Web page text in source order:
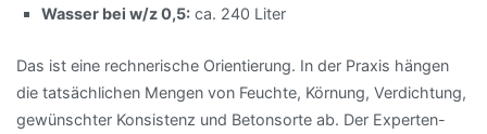
Wasser bei w/z 0,5: ca. 240 Liter
Das ist eine rechnerische Orientierung. In der Praxis hängen
die tatsächlichen Mengen von Feuchte, Körnung, Verdichtung,
gewünschter Konsistenz und Betonsorte ab. Der Experten-